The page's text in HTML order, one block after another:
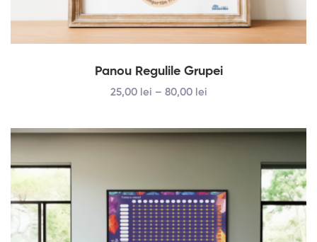
Panou Regulile Grupei
25,00 lei – 80,00 lei